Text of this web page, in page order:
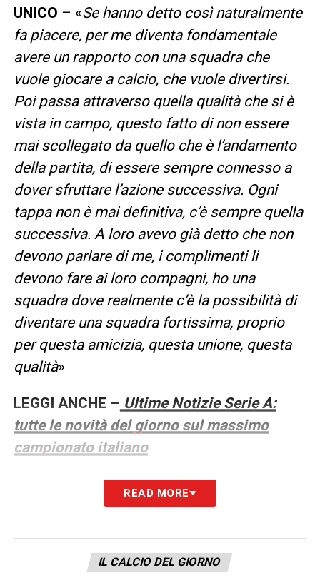
UNICO – «Se hanno detto così naturalmente
fa piacere, per me diventa fondamentale
avere un rapporto con una squadra che
vuole giocare a calcio, che vuole divertirsi.
Poi passa attraverso quella qualità che si è
vista in campo, questo fatto di non essere
mai scollegato da quello che è l’andamento
della partita, di essere sempre connesso a
dover sfruttare l’azione successiva. Ogni
tappa non è mai definitiva, c’è sempre quella
successiva. A loro avevo già detto che non
devono parlare di me, i complimenti li
devono fare ai loro compagni, ho una
squadra dove realmente c’è la possibilità di
diventare una squadra fortissima, proprio
per questa amicizia, questa unione, questa
qualità»
LEGGI ANCHE – Ultime Notizie Serie A:
tutte le novità del giorno sul massimo
campionato italiano
COME STA YILDIZ– «Siamo stati in
contatto durante il primo tempo, ci ha detto
po’ di dolore anche camminando, bisogna
valutare. Quelli che lo hanno trattato hanno
READ MORE
IL CALCIO DEL GIORNO